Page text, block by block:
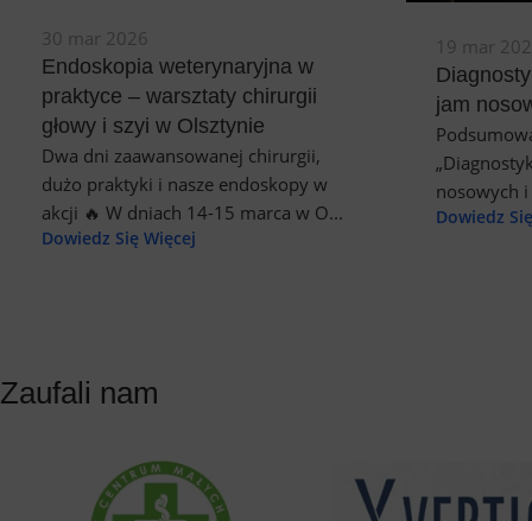
30 mar 2026
Endoskopia weterynaryjna w
praktyce – warsztaty chirurgii
głowy i szyi w Olsztynie
Dwa dni zaawansowanej chirurgii,
dużo praktyki i nasze endoskopy w
akcji 🔥 W dniach 14-15 marca w O...
Dowiedz Się Więcej
19 mar
jam
nosowych
Dowiedz
Zaufali nam